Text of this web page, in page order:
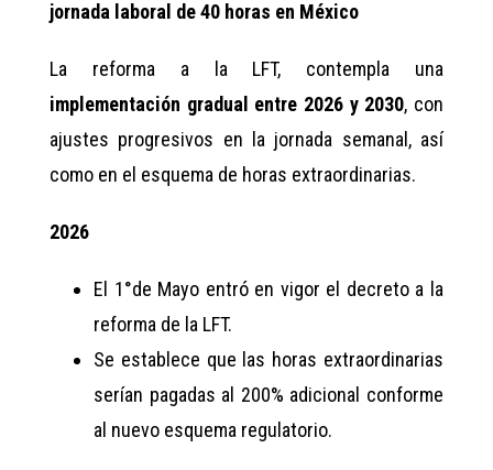
jornada laboral de 40 horas en México
La reforma a la LFT, contempla una
implementación gradual entre 2026 y 2030, con
ajustes progresivos en la jornada semanal, así
como en el esquema de horas extraordinarias.
2026
El 1°de Mayo entró en vigor el decreto a la
reforma de la LFT.
Se establece que las horas extraordinarias
serían pagadas al 200% adicional conforme
al nuevo esquema regulatorio.